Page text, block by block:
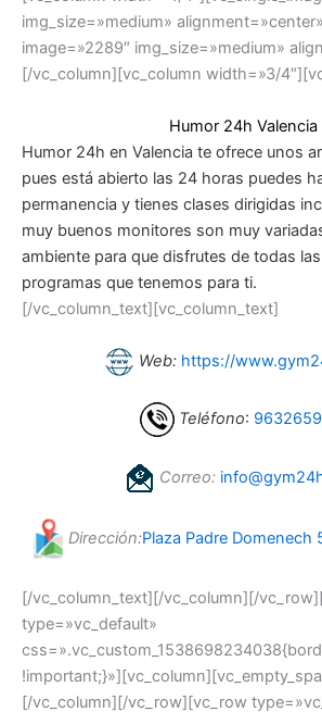
img_size=»medium»
image=»2289″ img_size=»medium»
[/vc_column][vc_column width=»3/
Humor 24h Valencia
Humor 24h en Valencia te ofrece unos
pues está abierto las 24 horas puedes
permanencia y tienes clases dirigidas
muy buenos monitores son muy
ambiente para que disfrutes de todas
programas que tenemos para ti.
[/vc_column_text][vc_column_text]
Web: https://
Teléfono:
Correo:
Dirección:Plaza Padre Domenech
[/vc_column_text][/vc_column][/
type=»vc_default»
[/vc_column][/vc_row][vc_row